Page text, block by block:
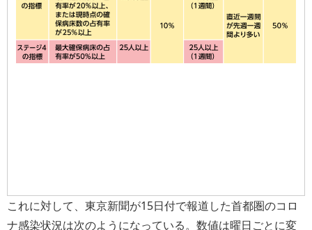
これに対して、東京新聞が15日付で報道した首都圏のコロ
ナ感染状況は次のようになっている。数値は曜日ごとに変